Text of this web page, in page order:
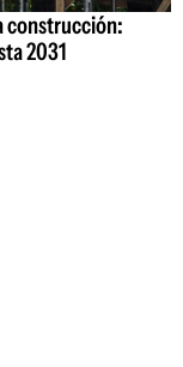
construcción:
2031